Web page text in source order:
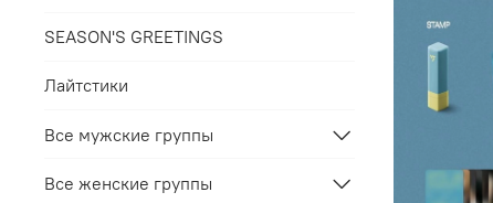
SEASON'S GREETINGS
Лайтстики
Все мужские группы
Все женские группы